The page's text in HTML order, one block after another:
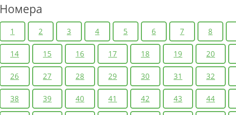
Номера
1 2 3 4 5 6 7 8
14 15 16 17 18 19 20
26 27 28 29 30 31 32
38 39 40 41 42 43 44